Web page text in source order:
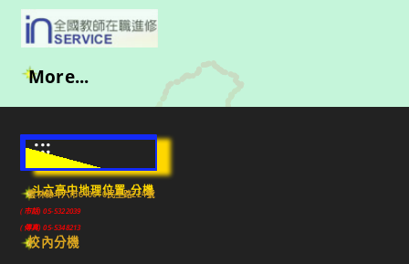
More...
:::
斗六高中地理位置-分機
雲林縣斗六市640010民生路224號
(市話) 05-5322039
(傳真) 05-5348213
校內分機